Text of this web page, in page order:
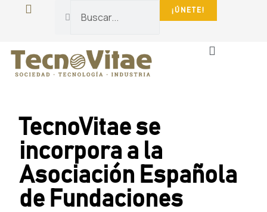
¡ÚNETE!
TecnoVitae se
incorpora a la
Asociación Española
de Fundaciones